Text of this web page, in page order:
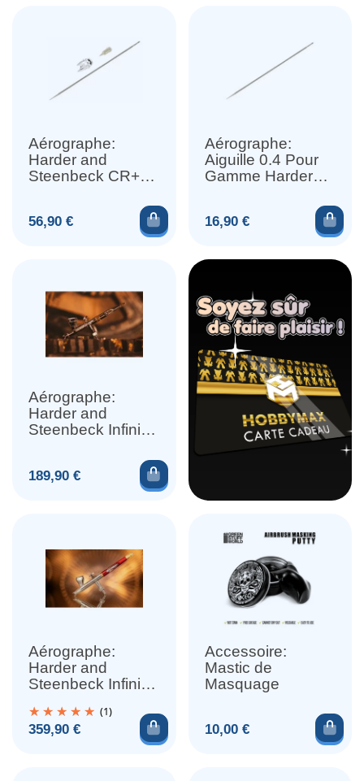
Aérographe:
Harder and
Steenbeck CR+
Prix
56,90 € Ajouter au panier
Aérographe:
Aiguille 0.4 Pour
Gamme Harder
Prix
16,90 €
Aérographe:
Harder and
Steenbeck Infinity
Prix
189,90 € Ajouter au panier
Aérographe:
Harder and
Steenbeck Infinity
Titanium
(1)
Prix
359,90 € Ajouter au panier
Accessoire:
Mastic de
Masquage
Prix
10,00 €